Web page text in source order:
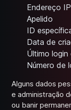
Endereço IP
Apelido
ID
Data de
Último
Número de
Alguns dados
e administração
ou banir